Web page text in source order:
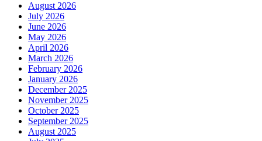
August 2026
July 2026
June 2026
May 2026
April 2026
March 2026
February 2026
January 2026
December 2025
November 2025
October 2025
September 2025
August 2025